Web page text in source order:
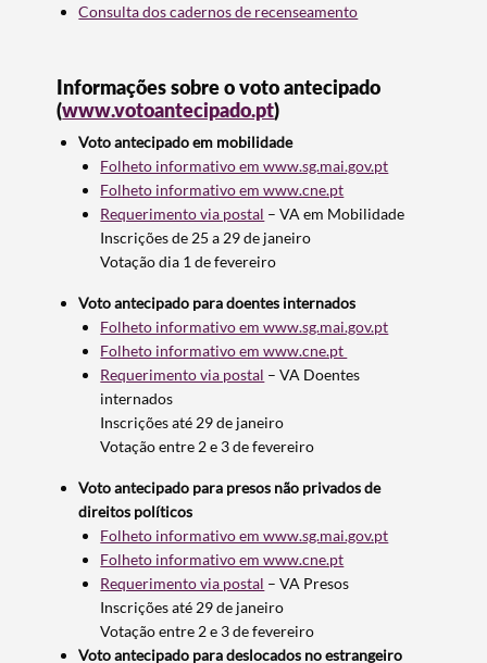
Consulta dos cadernos de recenseamento
Informações sobre o voto antecipado
(www.votoantecipado.pt)
Voto antecipado em mobilidade
Folheto informativo em www.sg.mai.gov.pt
Folheto informativo em www.cne.pt
Requerimento via postal – VA em Mobilidade
Inscrições de 25 a 29 de janeiro
Votação dia 1 de fevereiro
Voto antecipado para doentes internados
Folheto informativo em www.sg.mai.gov.pt
Folheto informativo em www.cne.pt
Requerimento via postal – VA Doentes
internados
Inscrições até 29 de janeiro
Votação entre 2 e 3 de fevereiro
Voto antecipado para presos não privados de
direitos políticos
Folheto informativo em www.sg.mai.gov.pt
Folheto informativo em www.cne.pt
Requerimento via postal – VA Presos
Inscrições até 29 de janeiro
Votação entre 2 e 3 de fevereiro
Voto antecipado para deslocados no estrangeiro